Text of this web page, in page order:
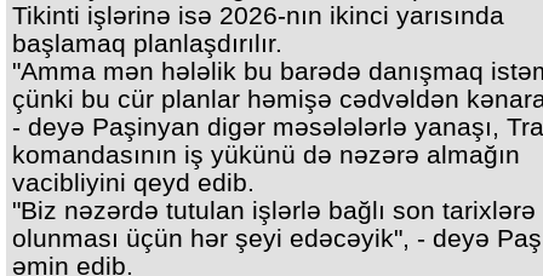
Tikinti işlərinə isə 2026-nın ikinci yarısında
başlamaq planlaşdırılır.
"Amma mən hələlik bu barədə danışmaq
çünki bu cür planlar həmişə cədvəldən kənara
- deyə Paşinyan digər məsələlərlə yanaşı,
komandasının iş yükünü də nəzərə almağın
vacibliyini qeyd edib.
"Biz nəzərdə tutulan işlərlə bağlı son tarixlərə
olunması üçün hər şeyi edəcəyik", - deyə
əmin edib.